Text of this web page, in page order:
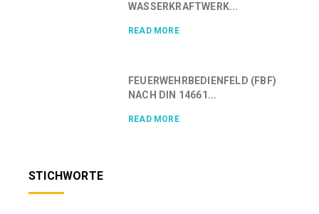
WASSERKRAFTWERK...
READ MORE
FEUERWEHRBEDIENFELD (FBF)
NACH DIN 14661...
READ MORE
STICHWORTE